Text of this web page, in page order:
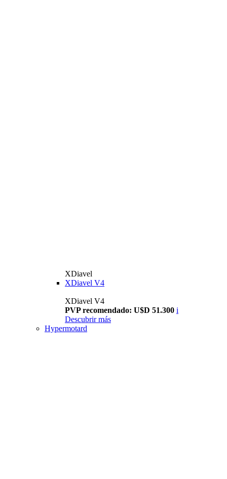
XDiavel
XDiavel V4
XDiavel V4
PVP recomendado: U$D 51.300 i
Descubrir más
Hypermotard